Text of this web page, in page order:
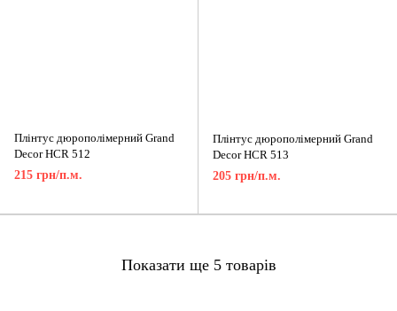
Плінтус дюрополімерний Grand
Decor HCR 512
215 грн/п.м.
Плінтус дюрополімерний Grand
Decor HCR 513
205 грн/п.м.
Показати ще 5 товарів